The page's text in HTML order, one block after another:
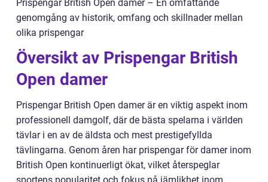
Prispengar British Open damer – En omfattande
genomgång av historik, omfang och skillnader mellan
olika prispengar
Översikt av Prispengar British
Open damer
Prispengar British Open damer är en viktig aspekt inom
professionell damgolf, där de bästa spelarna i världen
tävlar i en av de äldsta och mest prestigefyllda
tävlingarna. Genom åren har prispengar för damer inom
British Open kontinuerligt ökat, vilket återspeglar